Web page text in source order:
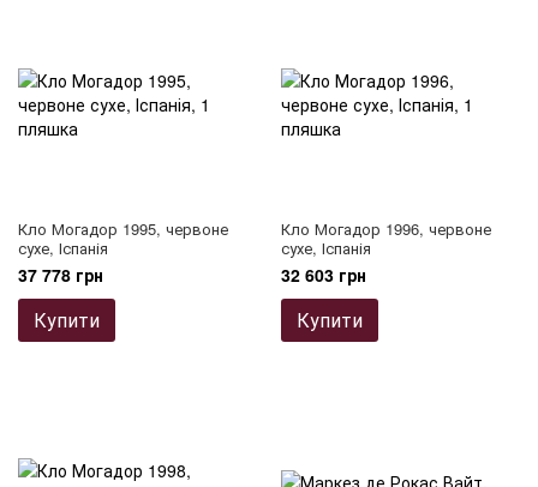
Кло Могадор 1995, червоне
сухе, Іспанія
37 778 грн
Купити
Кло Могадор 1996, червоне
сухе, Іспанія
32 603 грн
Купити